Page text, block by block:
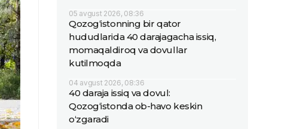
05 avgust 2026, 08:36
Qozog‘istonning bir qator
hududlarida 40 darajagacha issiq,
momaqaldiroq va dovullar
kutilmoqda
04 avgust 2026, 08:36
40 daraja issiq va dovul:
Qozog‘istonda ob-havo keskin
o‘zgaradi